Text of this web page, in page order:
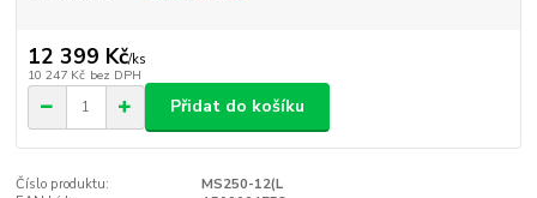
12 399 Kč/ks
10 247 Kč bez DPH
Přidat do košíku
Číslo produktu:
MS250-12(L